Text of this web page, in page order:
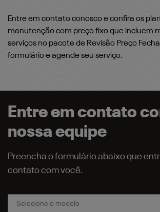
Entre em contato conosco e confira os
manutenção com preço fixo que incluem
serviços no pacote de Revisão Preço
formulário e agende seu serviço.
Entre em contato
nossa equipe
Preencha o formulário abaixo que
contato com você.